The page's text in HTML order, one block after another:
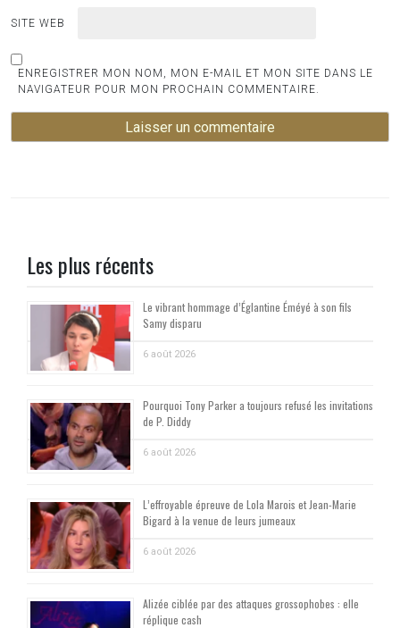
SITE WEB
ENREGISTRER MON NOM, MON E-MAIL ET MON SITE DANS LE
NAVIGATEUR POUR MON PROCHAIN COMMENTAIRE.
Les plus récents
Le vibrant hommage d’Églantine Éméyé à son fils
Samy disparu
6 août 2026
Pourquoi Tony Parker a toujours refusé les invitations
de P. Diddy
6 août 2026
L’effroyable épreuve de Lola Marois et Jean-Marie
Bigard à la venue de leurs jumeaux
6 août 2026
Alizée ciblée par des attaques grossophobes : elle
réplique cash